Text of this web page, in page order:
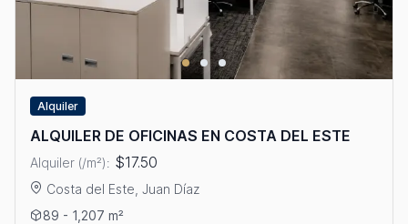
Alquiler
ALQUILER DE OFICINAS EN COSTA DEL ESTE
Alquiler (/m²): $17.50
Costa del Este, Juan Díaz
Ver detalles: ALQUILER DE OFICINAS EN COSTA DEL ESTE
89 - 1,207 m²